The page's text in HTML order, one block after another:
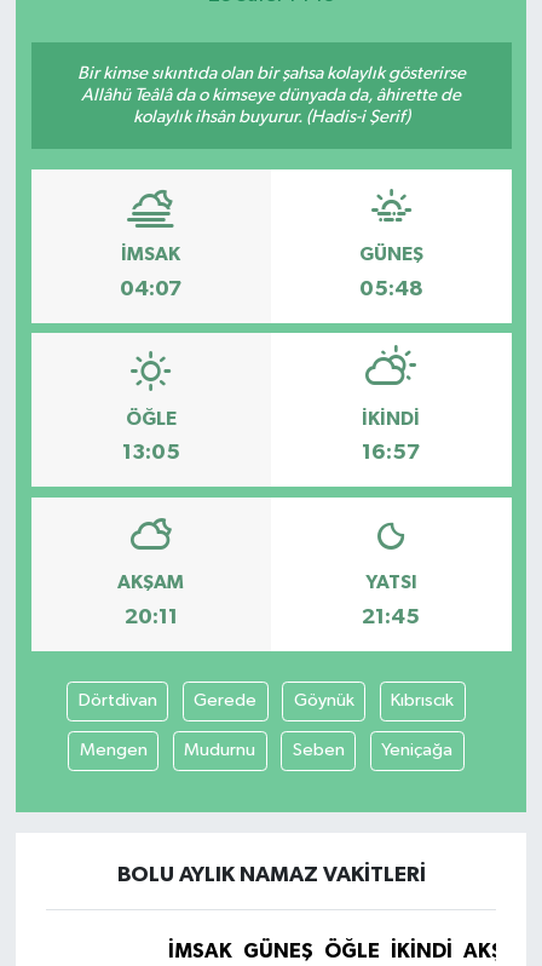
Bir kimse sıkıntıda olan bir şahsa kolaylık gösterirse
Allâhü Teâlâ da o kimseye dünyada da, âhirette de
kolaylık ihsân buyurur. (Hadis-i Şerif)
İMSAK
04:07
GÜNEŞ
05:48
ÖĞLE
13:05
İKINDI
16:57
AKŞAM
20:11
YATSI
21:45
Dörtdivan Gerede Göynük Kıbrıscık
Mengen Mudurnu Seben Yeniçağa
BOLU AYLIK NAMAZ VAKITLERI
İMSAK GÜNEŞ ÖĞLE İKINDI
AKŞAM